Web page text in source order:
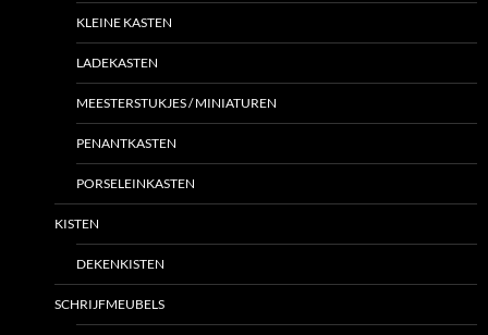
KLEINE KASTEN
LADEKASTEN
MEESTERSTUKJES / MINIATUREN
PENANTKASTEN
PORSELEINKASTEN
KISTEN
DEKENKISTEN
SCHRIJFMEUBELS